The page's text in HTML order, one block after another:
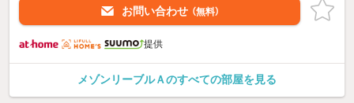
お問い合わせ （無料）
提供
メゾンリーブルＡのすべての部屋を見る